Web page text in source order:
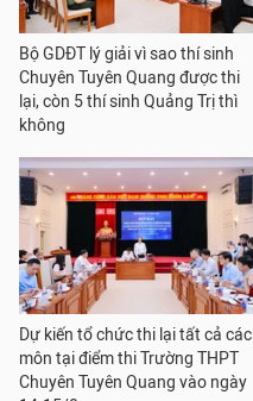
Bộ GDĐT lý giải vì sao thí sinh
Chuyên Tuyên Quang được thi
lại, còn 5 thí sinh Quảng Trị thì
không
Dự kiến tổ chức thi lại tất cả các
môn tại điểm thi Trường THPT
Chuyên Tuyên Quang vào ngày